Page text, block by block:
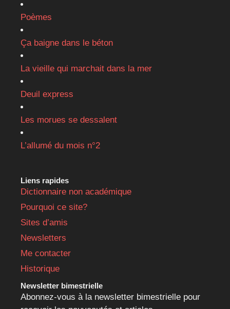
Poèmes
Ça baigne dans le béton
La vieille qui marchait dans la mer
Deuil express
Les morues se dessalent
L’allumé du mois n°2
Liens rapides
Dictionnaire non académique
Pourquoi ce site?
Sites d’amis
Newsletters
Me contacter
Historique
Newsletter bimestrielle
Abonnez-vous à la newsletter bimestrielle pour